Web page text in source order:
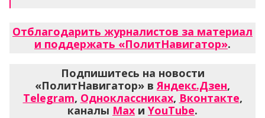
Отблагодарить журналистов за материал
и поддержать «ПолитНавигатор».
Подпишитесь на новости
«ПолитНавигатор» в Яндекс.Дзен,
Telegram, Одноклассниках, Вконтакте,
каналы Max и YouTube.